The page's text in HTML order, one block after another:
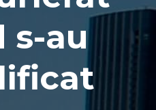
s-au